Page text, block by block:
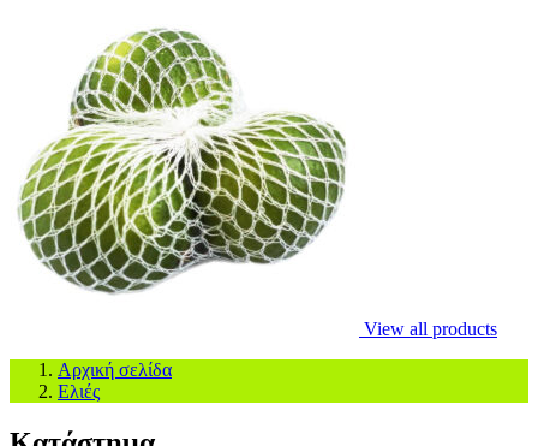
View all products
Αρχική σελίδα
Ελιές